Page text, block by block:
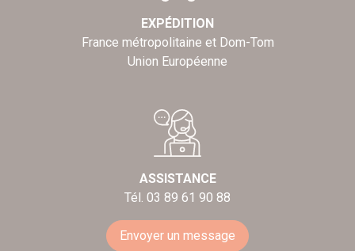
EXPÉDITION
France métropolitaine et Dom-Tom
Union Européenne
ASSISTANCE
Tél. 03 89 61 90 88
Envoyer un message